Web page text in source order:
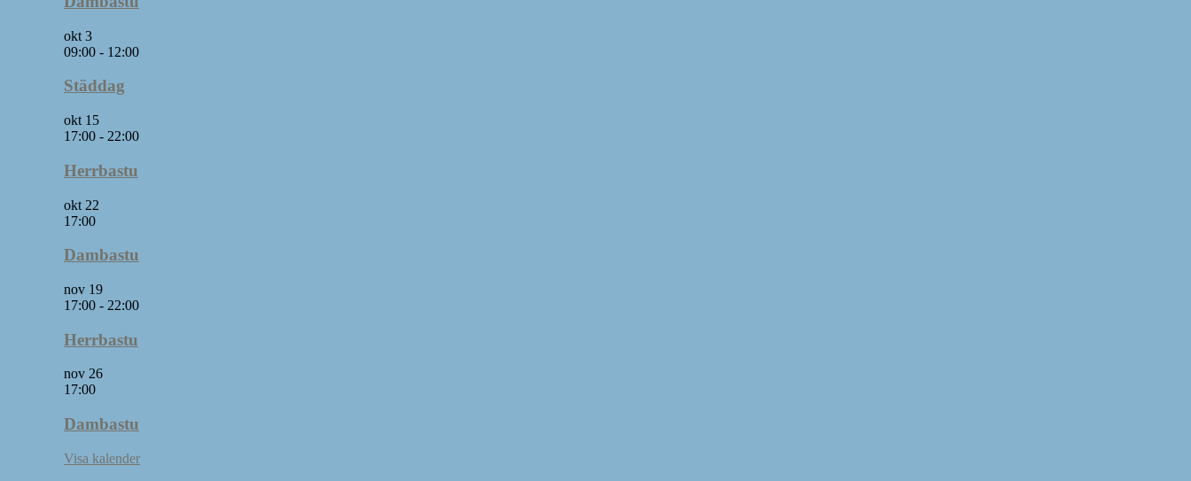
okt 3
09:00 - 12:00
Städdag
okt 15
17:00 - 22:00
Herrbastu
okt 22
17:00
Dambastu
nov 19
17:00 - 22:00
Herrbastu
nov 26
17:00
Dambastu
Visa kalender